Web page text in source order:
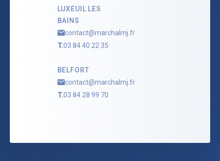
LUXEUIL LES
BAINS
contact@marchalmj.fr
T.03 84 40 22 35
BELFORT
contact@marchalmj.fr
T.03 84 28 99 70